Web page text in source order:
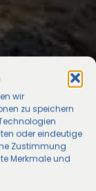
wir
zu speichern
oder eindeutige
Zustimmung
Merkmale und